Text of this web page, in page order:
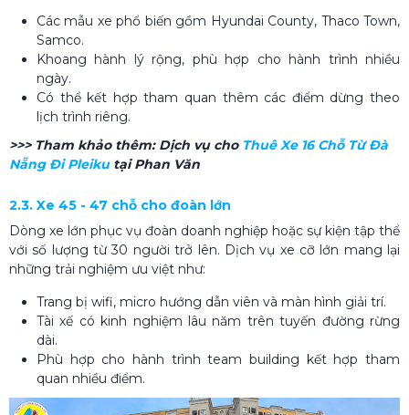
Các mẫu xe phổ biến gồm Hyundai County, Thaco Town,
Samco.
Khoang hành lý rộng, phù hợp cho hành trình nhiều
ngày.
Có thể kết hợp tham quan thêm các điểm dừng theo
lịch trình riêng.
>>> Tham khảo thêm: Dịch vụ cho Thuê Xe 16 Chỗ Từ Đà
Nẵng Đi Pleikutại Phan Văn
2.3. Xe 45 - 47 chỗ cho đoàn lớn
Dòng xe lớn phục vụ đoàn doanh nghiệp hoặc sự kiện tập thể
với số lượng từ 30 người trở lên. Dịch vụ xe cỡ lớn mang lại
những trải nghiệm ưu việt như:
Trang bị wifi, micro hướng dẫn viên và màn hình giải trí.
Tài xế có kinh nghiệm lâu năm trên tuyến đường rừng
dài.
Phù hợp cho hành trình team building kết hợp tham
quan nhiều điểm.